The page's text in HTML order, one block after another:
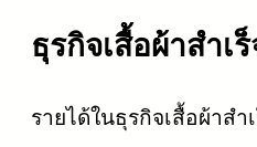
ธุรกิจเสื้อผ้าสำเ
รายได้ในธุรกิจเสื้อผ้าส